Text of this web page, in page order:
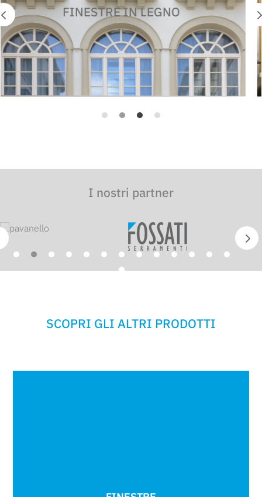
FINESTRE IN LEGNO E ALLUMINIO
I nostri partner
SCOPRI GLI ALTRI PRODOTTI